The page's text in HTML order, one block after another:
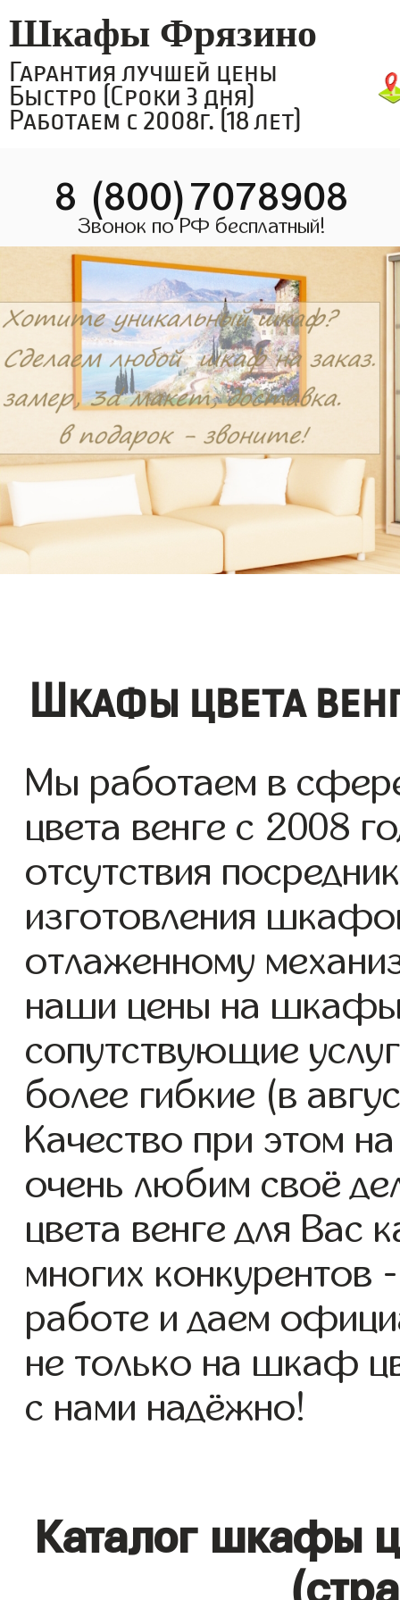
Шкафы Фрязино
Гарантия лучшей цены
Быстро (Сроки 3 дня)
Работаем с 2008г. (18 лет)
8 (800)7078908
Звонок по РФ бесплатный!
Шкафы цвета
Мы работаем в
цвета венге с 2008
отсутствия
изготовления
отлаженному
наши цены на шкафы
сопутствующие
более гибкие (в
Качество при этом
очень любим своё
цвета венге для Вас
многих конкурентов
работе и даем
не только на шкаф
с нами надёжно!
Каталог шкафы